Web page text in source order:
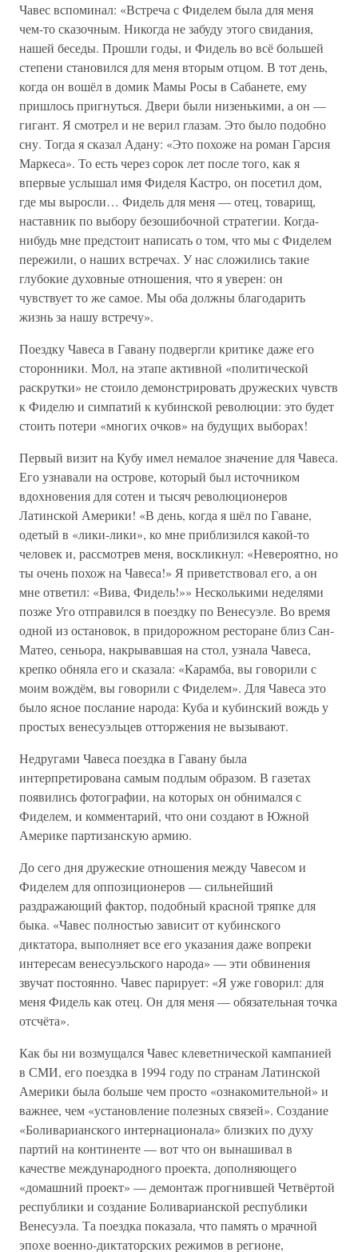
Чавес вспоминал: «Встреча с Фиделем была для меня
чем-то сказочным. Никогда не забуду этого свидания,
нашей беседы. Прошли годы, и Фидель во всё большей
степени становился для меня вторым отцом. В тот день,
когда он вошёл в домик Мамы Росы в Сабанете, ему
пришлось пригнуться. Двери были низенькими, а он —
гигант. Я смотрел и не верил глазам. Это было подобно
сну. Тогда я сказал Адану: «Это похоже на роман Гарсия
Маркеса». То есть через сорок лет после того, как я
впервые услышал имя Фиделя Кастро, он посетил дом,
где мы выросли… Фидель для меня — отец, товарищ,
наставник по выбору безошибочной стратегии. Когда-
нибудь мне предстоит написать о том, что мы с Фиделем
пережили, о наших встречах. У нас сложились такие
глубокие духовные отношения, что я уверен: он
чувствует то же самое. Мы оба должны благодарить
жизнь за нашу встречу».
Поездку Чавеса в Гавану подвергли критике даже его
сторонники. Мол, на этапе активной «политической
раскрутки» не стоило демонстрировать дружеских чувств
к Фиделю и симпатий к кубинской революции: это будет
стоить потери «многих очков» на будущих выборах!
Первый визит на Кубу имел немалое значение для Чавеса.
Его узнавали на острове, который был источником
вдохновения для сотен и тысяч революционеров
Латинской Америки! «В день, когда я шёл по Гаване,
одетый в «лики-лики», ко мне приблизился какой-то
человек и, рассмотрев меня, воскликнул: «Невероятно, но
ты очень похож на Чавеса!» Я приветствовал его, а он
мне ответил: «Вива, Фидель!»» Несколькими неделями
позже Уго отправился в поездку по Венесуэле. Во время
одной из остановок, в придорожном ресторане близ Сан-
Матео, сеньора, накрывавшая на стол, узнала Чавеса,
крепко обняла его и сказала: «Карамба, вы говорили с
моим вождём, вы говорили с Фиделем». Для Чавеса это
было ясное послание народа: Куба и кубинский вождь у
простых венесуэльцев отторжения не вызывают.
Недругами Чавеса поездка в Гавану была
интерпретирована самым подлым образом. В газетах
появились фотографии, на которых он обнимался с
Фиделем, и комментарий, что они создают в Южной
Америке партизанскую армию.
До сего дня дружеские отношения между Чавесом и
Фиделем для оппозиционеров — сильнейший
раздражающий фактор, подобный красной тряпке для
быка. «Чавес полностью зависит от кубинского
диктатора, выполняет все его указания даже вопреки
интересам венесуэльского народа» — эти обвинения
звучат постоянно. Чавес парирует: «Я уже говорил: для
меня Фидель как отец. Он для меня — обязательная точка
отсчёта».
Как бы ни возмущался Чавес клеветнической кампанией
в СМИ, его поездка в 1994 году по странам Латинской
Америки была больше чем просто «ознакомительной» и
важнее, чем «установление полезных связей». Создание
«Боливарианского интернационала» близких по духу
партий на континенте — вот что он вынашивал в
качестве международного проекта, дополняющего
«домашний проект» — демонтаж прогнившей Четвёртой
республики и создание Боливарианской республики
Венесуэла. Та поездка показала, что память о мрачной
эпохе военно-диктаторских режимов в регионе,